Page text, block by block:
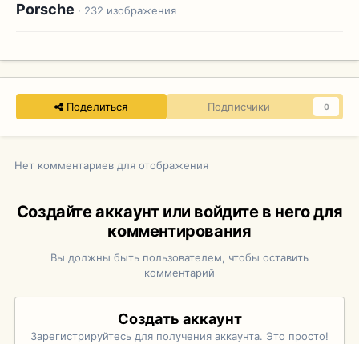
Porsche · 232 изображения
Поделиться Подписчики 0
Нет комментариев для отображения
Создайте аккаунт или войдите в него для
комментирования
Вы должны быть пользователем, чтобы оставить
комментарий
Создать аккаунт
Зарегистрируйтесь для получения аккаунта. Это просто!